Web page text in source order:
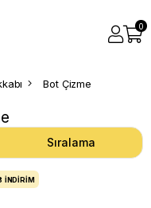
0
Bot Çizme
Sıralama
İNDIRIM